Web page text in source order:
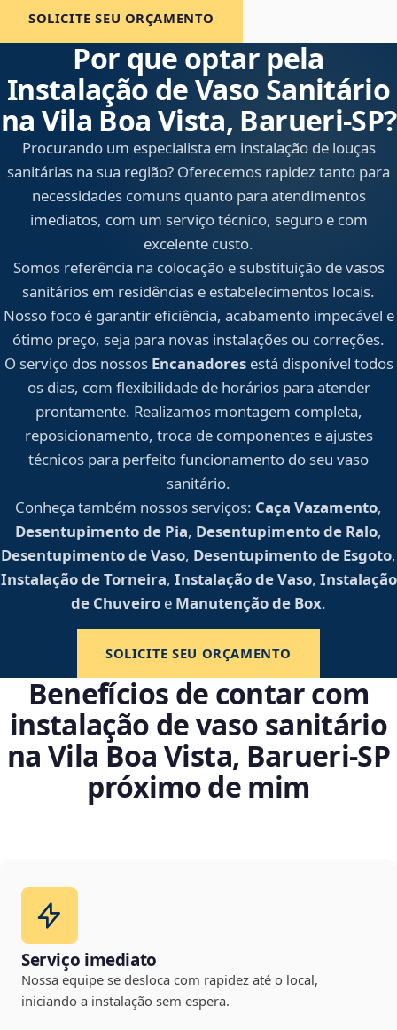
SOLICITE SEU ORÇAMENTO
Por que optar pela
Instalação de Vaso Sanitário
na Vila Boa Vista, Barueri‑SP?
Procurando um especialista em instalação de louças
sanitárias na sua região? Oferecemos rapidez tanto para
necessidades comuns quanto para atendimentos
imediatos, com um serviço técnico, seguro e com
excelente custo.
Somos referência na colocação e substituição de vasos
sanitários em residências e estabelecimentos locais.
Nosso foco é garantir eficiência, acabamento impecável e
ótimo preço, seja para novas instalações ou correções.
O serviço dos nossos Encanadoresestá disponível todos
os dias, com flexibilidade de horários para atender
prontamente. Realizamos montagem completa,
reposicionamento, troca de componentes e ajustes
técnicos para perfeito funcionamento do seu vaso
sanitário.
Conheça também nossos serviços: Caça Vazamento,
Desentupimento de Pia, Desentupimento de Ralo,
Desentupimento de Vaso, Desentupimento de Esgoto,
Instalação de Torneira, Instalação de Vaso, Instalação
de Chuveiro e Manutenção de Box.
SOLICITE SEU ORÇAMENTO
Benefícios de contar com
instalação de vaso sanitário
na Vila Boa Vista, Barueri‑SP
próximo de mim
Serviço imediato
Nossa equipe se desloca com rapidez até o local,
iniciando a instalação sem espera.